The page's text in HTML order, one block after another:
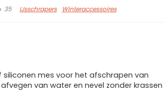
35 IJsschrapers Winteraccessoires
siliconen mes voor het afschrapen van
van water en nevel zonder krassen